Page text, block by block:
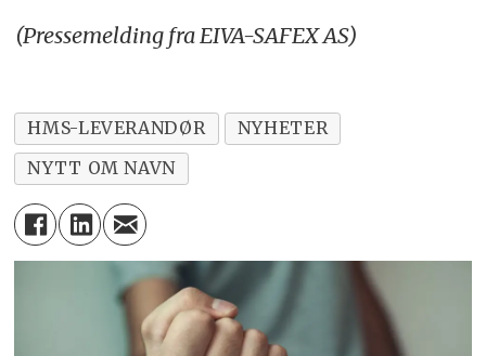
(Pressemelding fra EIVA-SAFEX AS)
HMS-LEVERANDØR
NYHETER
NYTT OM NAVN